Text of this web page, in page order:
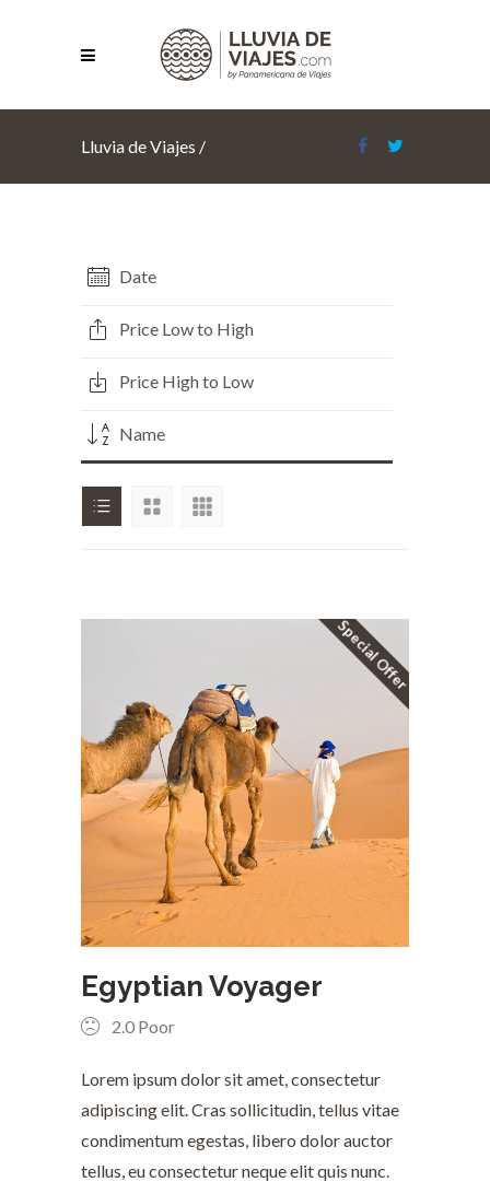
Lluvia de Viajes /
Date
Price Low to High
Price High to Low
Name
Special Offer
Egyptian Voyager
2.0 Poor
Lorem ipsum dolor sit amet, consectetur
adipiscing elit. Cras sollicitudin, tellus vitae
condimentum egestas, libero dolor auctor
tellus, eu consectetur neque elit quis nunc.